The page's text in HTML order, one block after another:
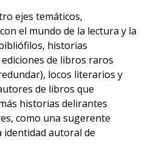
ejes temáticos,
el mundo de la lectura y la
historias
de libros raros
locos literarios y
de libros que
historias delirantes
como una sugerente
identidad autoral de